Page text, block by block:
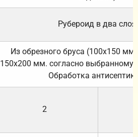
Рубероид в два слоя.
Из обрезного бруса (100х150
150х200 мм. согласно выбранному
Обработка
2